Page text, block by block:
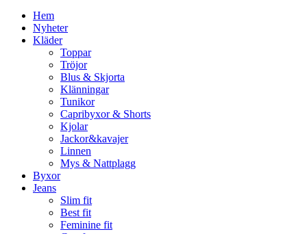
Hem
Nyheter
Kläder
Toppar
Tröjor
Blus & Skjorta
Klänningar
Tunikor
Capribyxor & Shorts
Kjolar
Jackor&kavajer
Linnen
Mys & Nattplagg
Byxor
Jeans
Slim fit
Best fit
Feminine fit